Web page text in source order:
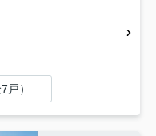
戸）